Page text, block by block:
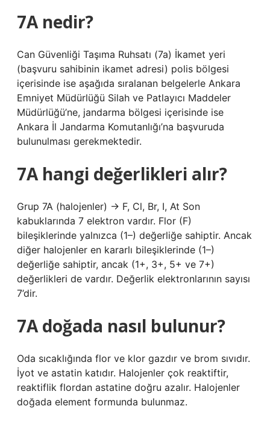
7A nedir?
Can Güvenliği Taşıma Ruhsatı (7a) İkamet yeri
(başvuru sahibinin ikamet adresi) polis bölgesi
içerisinde ise aşağıda sıralanan belgelerle Ankara
Emniyet Müdürlüğü Silah ve Patlayıcı Maddeler
Müdürlüğü’ne, jandarma bölgesi içerisinde ise
Ankara İl Jandarma Komutanlığı’na başvuruda
bulunulması gerekmektedir.
7A hangi değerlikleri alır?
Grup 7A (halojenler) → F, Cl, Br, I, At Son
kabuklarında 7 elektron vardır. Flor (F)
bileşiklerinde yalnızca (1–) değerliğe sahiptir. Ancak
diğer halojenler en kararlı bileşiklerinde (1–)
değerliğe sahiptir, ancak (1+, 3+, 5+ ve 7+)
değerlikleri de vardır. Değerlik elektronlarının sayısı
7’dir.
7A doğada nasıl bulunur?
Oda sıcaklığında flor ve klor gazdır ve brom sıvıdır.
İyot ve astatin katıdır. Halojenler çok reaktiftir,
reaktiflik flordan astatine doğru azalır. Halojenler
doğada element formunda bulunmaz.